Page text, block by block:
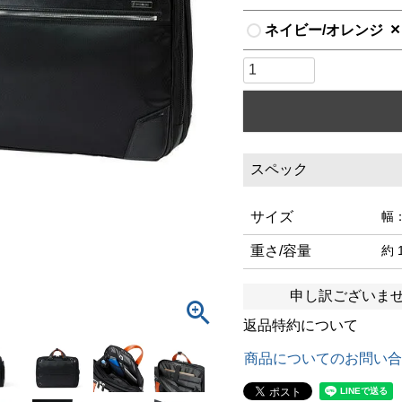
ネイビー/オレンジ ×
スペック
サイズ 幅
重さ/容量 約
申し訳ございま
返品特約について
商品についてのお問い